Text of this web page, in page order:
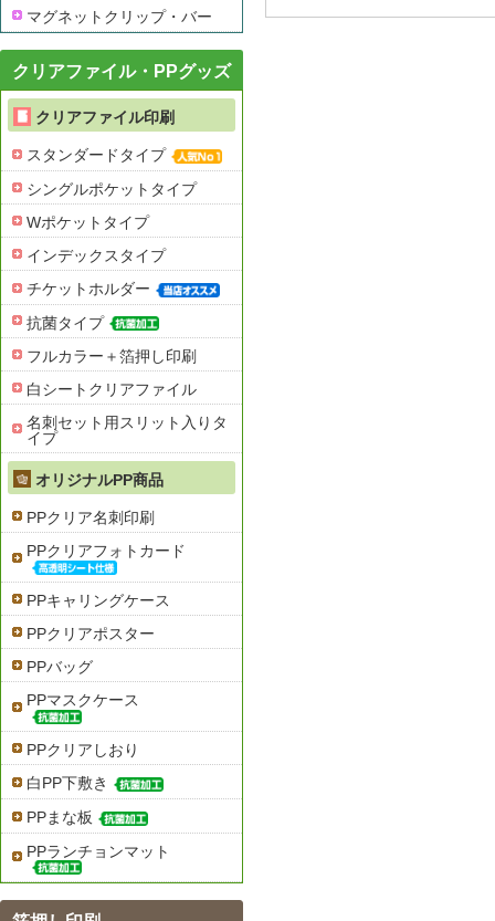
マグネットクリップ・バー
クリアファイル・PPグッズ
クリアファイル印刷
スタンダードタイプ
シングルポケットタイプ
Wポケットタイプ
インデックスタイプ
チケットホルダー
抗菌タイプ
フルカラー＋箔押し印刷
白シートクリアファイル
名刺セット用スリット入りタ
イプ
オリジナルPP商品
PPクリア名刺印刷
PPクリアフォトカード
PPキャリングケース
PPクリアポスター
PPバッグ
PPマスクケース
PPクリアしおり
白PP下敷き
PPまな板
PPランチョンマット